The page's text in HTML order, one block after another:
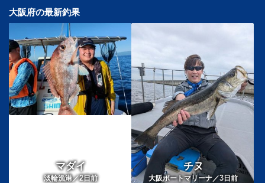
大阪府の最新釣果
マダイ
淡輪漁港／2日前
チヌ
大阪ポートマリーナ／3 日前